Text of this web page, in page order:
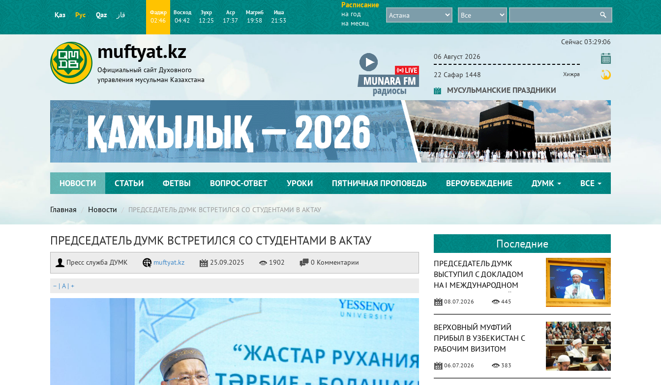
Қаз Рус Qaz قاز Фаджр
02:46
Восход
04:42
Зухр
12:25
Аср
17:37
Магриб
19:58
Иша
21:53
Расписание
на год
на месяц
muftyat.kz
Официальный сайт Духовного
управления мусульман Казахстана
Сейчас 03:29:08
06 Август 2026
22 Сафар 1448 Хижра
МУСУЛЬМАНСКИЕ ПРАЗДНИКИ
НОВОСТИ СТАТЬИ ФЕТВЫ ВОПРОС-ОТВЕТ УРОКИ ПЯТНИЧНАЯ ПРОПОВЕДЬ ВЕРОУБЕЖДЕНИЕ ДУМК ВСЕ
Главная Новости ПРЕДСЕДАТЕЛЬ ДУМК ВСТРЕТИЛСЯ СО СТУДЕНТАМИ В АКТАУ
ПРЕДСЕДАТЕЛЬ ДУМК ВСТРЕТИЛСЯ СО СТУДЕНТАМИ В АКТАУ
Пресс служба ДУМК muftyat.kz 25.09.2025 1902 0 Комментарии
– | A| +
Последние
ПРЕДСЕДАТЕЛЬ ДУМК
ВЫСТУПИЛ С ДОКЛАДОМ
НА І МЕЖДУНАРОДНОМ
ФОРУМЕ ИСЛАМСКОЙ
ЦИВИЛИЗАЦИИ
08.07.2026 445
ВЕРХОВНЫЙ МУФТИЙ
ПРИБЫЛ В УЗБЕКИСТАН С
РАБОЧИМ ВИЗИТОМ
06.07.2026 383